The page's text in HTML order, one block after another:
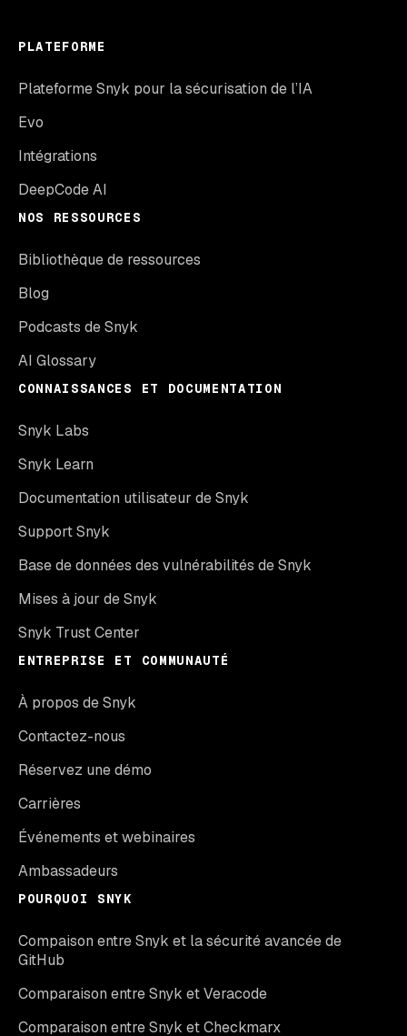
PLATEFORME
Plateforme Snyk pour la sécurisation de l’IA
Evo
Intégrations
DeepCode AI
NOS RESSOURCES
Bibliothèque de ressources
Blog
Podcasts de Snyk
AI Glossary
CONNAISSANCES ET DOCUMENTATION
Snyk Labs
Snyk Learn
Documentation utilisateur de Snyk
Support Snyk
Base de données des vulnérabilités de Snyk
Mises à jour de Snyk
Snyk Trust Center
ENTREPRISE ET COMMUNAUTÉ
À propos de Snyk
Contactez-nous
Réservez une démo
Carrières
Événements et webinaires
Ambassadeurs
POURQUOI SNYK
Compaison entre Snyk et la sécurité avancée de
GitHub
Comparaison entre Snyk et Veracode
Comparaison entre Snyk et Checkmarx